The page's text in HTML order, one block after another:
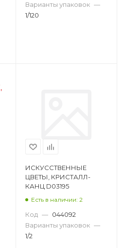
Варианты упаковок —
1/120
ИСКУССТВЕННЫЕ
ЦВЕТЫ, КРИСТАЛЛ-
КАНЦ D03195
Есть в наличии: 2
Код — 044092
Варианты упаковок —
1/2